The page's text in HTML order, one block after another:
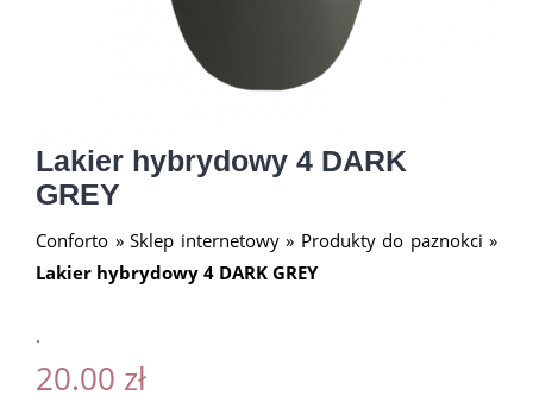
Lakier hybrydowy 4 DARK
GREY
Conforto » Sklep internetowy» Produkty do paznokci »
Lakier hybrydowy 4 DARK GREY
.
20.00 zł